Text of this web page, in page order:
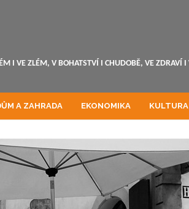
I VE ZLÉM, V BOHATSTVÍ I CHUDOBĚ, VE
A ZAHRADA EKONOMIKA KULTURA